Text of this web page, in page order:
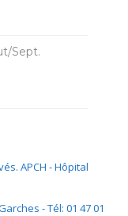
Sept.
APCH - Hôpital
- Tél: 01 47 01